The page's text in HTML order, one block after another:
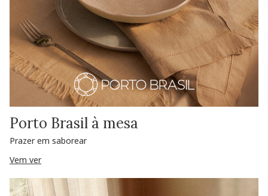
Porto Brasil à mesa
Prazer em saborear
Vem ver